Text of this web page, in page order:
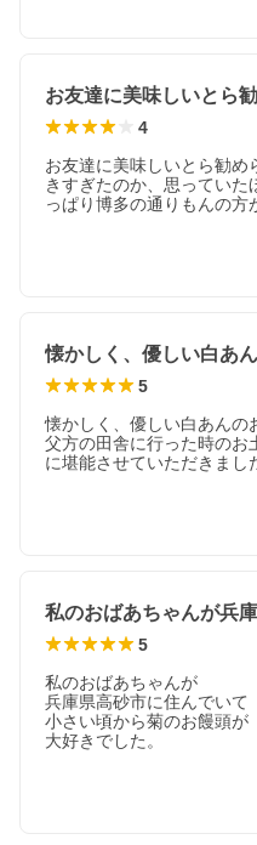
4
お友達に美味しいとら勧め
きすぎたのか、思ってい
っぱり博多の通りもんの方
5
懐かしく、優しい白あんの
父方の田舎に行った時のお
に堪能させていただきまし
5
私のおばあちゃんが
兵庫県高砂市に住んでいて
小さい頃から菊のお饅頭が
大好きでした。